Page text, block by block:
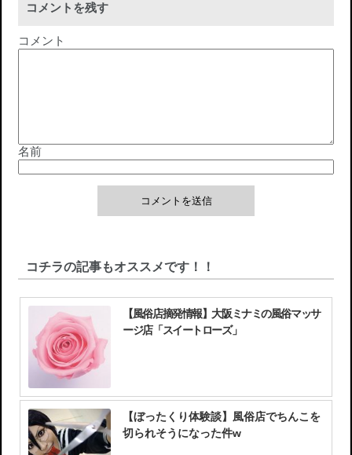
コメントを残す
コメント
名前
コチラの記事もオススメです！！
【風俗店摘発情報】大阪ミナミの風俗マッサ
ージ店「スイートローズ」
【ぼったくり体験談】風俗店でちんこを
切られそうになった件w